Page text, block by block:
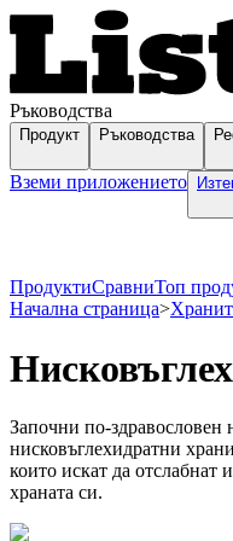
Ръководства
Продукт Ръководства
Вземи приложението
ПродуктиСравниТоп
Начална страница>
Започни по-
нисковъглехидратни
които искат да отслабнат
храната си.